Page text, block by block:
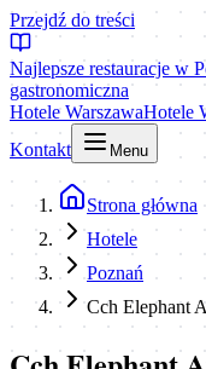
Przejdź do treści
Najlepsze restauracje w
gastronomiczna
Hotele WarszawaHotele
Kontakt
Menu
Strona główna
Hotele
Poznań
Cch Elephant